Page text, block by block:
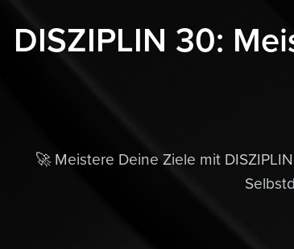
DISZIPLIN 30:
🚀 Meistere Deine Ziele mit